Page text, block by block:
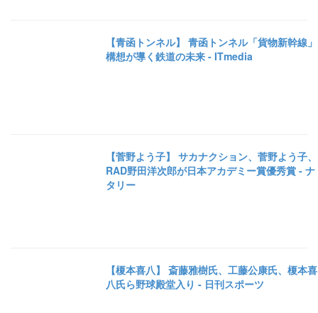
【青函トンネル】 青函トンネル「貨物新幹線」
構想が導く鉄道の未来 - ITmedia
【菅野よう子】 サカナクション、菅野よう子、
RAD野田洋次郎が日本アカデミー賞優秀賞 - ナ
タリー
【榎本喜八】 斎藤雅樹氏、工藤公康氏、榎本喜
八氏ら野球殿堂入り - 日刊スポーツ